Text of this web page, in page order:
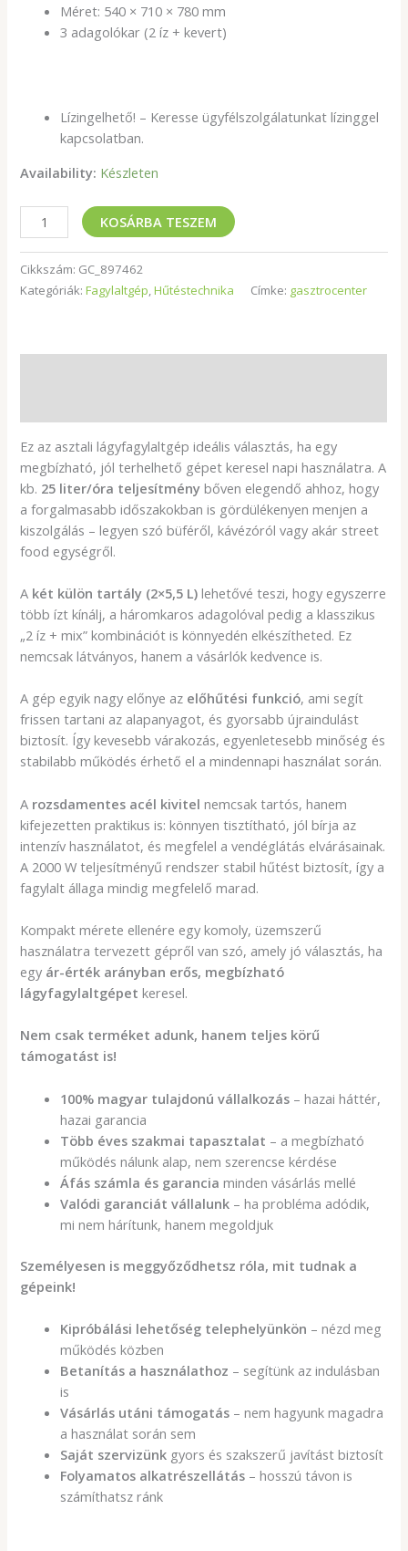
Méret: 540 × 710 × 780 mm
3 adagolókar (2 íz + kevert)
Lízingelhető! – Keresse ügyfélszolgálatunkat lízinggel
kapcsolatban.
Availability: Készleten
KOSÁRBA TESZEM
Cikkszám: GC_897462
Kategóriák:Fagylaltgép ,Hűtéstechnika Címke: gasztrocenter
Ez az asztali lágyfagylaltgép ideális választás, ha egy
megbízható, jól terhelhető gépet keresel napi használatra. A
kb. 25 liter/óra teljesítmény bőven elegendő ahhoz, hogy
a forgalmasabb időszakokban is gördülékenyen menjen a
kiszolgálás – legyen szó büféről, kávézóról vagy akár street
food egységről.
A két külön tartály (2×5,5 L) lehetővé teszi, hogy egyszerre
több ízt kínálj, a háromkaros adagolóval pedig a klasszikus
„2 íz + mix” kombinációt is könnyedén elkészítheted. Ez
nemcsak látványos, hanem a vásárlók kedvence is.
A gép egyik nagy előnye az előhűtési funkció, ami segít
frissen tartani az alapanyagot, és gyorsabb újraindulást
biztosít. Így kevesebb várakozás, egyenletesebb minőség és
stabilabb működés érhető el a mindennapi használat során.
A rozsdamentes acél kivitel nemcsak tartós, hanem
kifejezetten praktikus is: könnyen tisztítható, jól bírja az
intenzív használatot, és megfelel a vendéglátás elvárásainak.
A 2000 W teljesítményű rendszer stabil hűtést biztosít, így a
fagylalt állaga mindig megfelelő marad.
Kompakt mérete ellenére egy komoly, üzemszerű
használatra tervezett gépről van szó, amely jó választás, ha
egy ár-érték arányban erős, megbízható
lágyfagylaltgépet keresel.
Nem csak terméket adunk, hanem teljes körű
támogatást is!
100% magyar tulajdonú vállalkozás – hazai háttér,
hazai garancia
Több éves szakmai tapasztalat – a megbízható
működés nálunk alap, nem szerencse kérdése
Áfás számla és garancia minden vásárlás mellé
Valódi garanciát vállalunk – ha probléma adódik,
mi nem hárítunk, hanem megoldjuk
Személyesen is meggyőződhetsz róla, mit tudnak a
gépeink!
Kipróbálási lehetőség telephelyünkön – nézd meg
működés közben
Betanítás a használathoz – segítünk az indulásban
is
Vásárlás utáni támogatás – nem hagyunk magadra
a használat során sem
Saját szervizünk gyors és szakszerű javítást biztosít
Folyamatos alkatrészellátás – hosszú távon is
számíthatsz ránk